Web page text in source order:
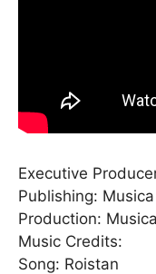
Executive
Publishing:
Production:
Music Credits:
Song: Roistan